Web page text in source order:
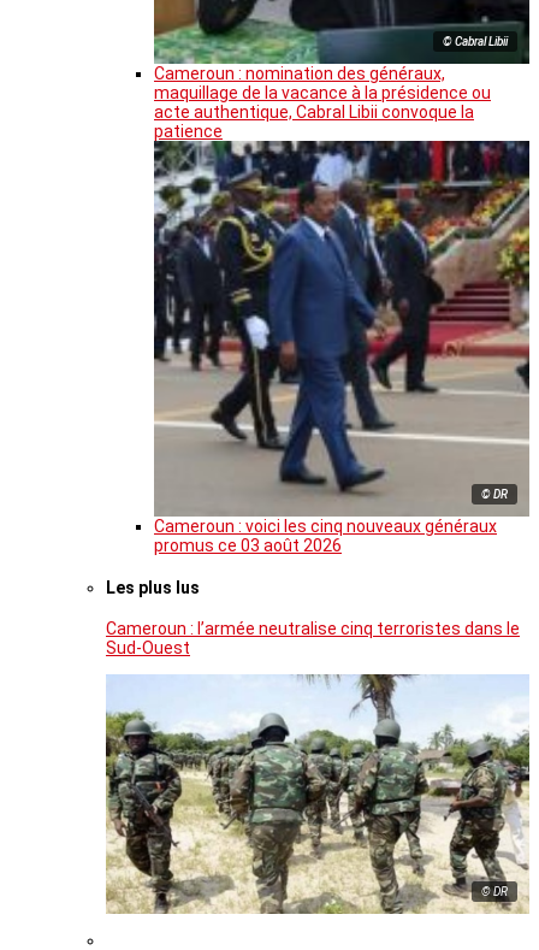
© Cabral Libii
Cameroun : nomination des généraux,
maquillage de la vacance à la présidence ou
acte authentique, Cabral Libii convoque la
patience
© DR
Cameroun : voici les cinq nouveaux généraux
promus ce 03 août 2026
Les plus lus
Cameroun : l’armée neutralise cinq terroristes dans le
Sud-Ouest
© DR